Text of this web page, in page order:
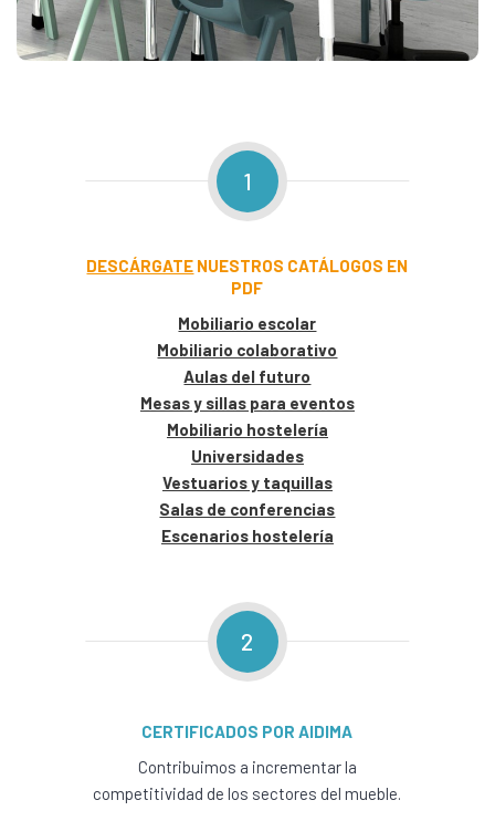
1
DESCÁRGATE NUESTROS CATÁLOGOS EN
PDF
Mobiliario escolar
Mobiliario colaborativo
Aulas del futuro
Mesas y sillas para eventos
Mobiliario hostelería
Universidades
Vestuarios y taquillas
Salas de conferencias
Escenarios hostelería
2
CERTIFICADOS POR AIDIMA
Contribuimos a incrementar la
competitividad de los sectores del mueble.